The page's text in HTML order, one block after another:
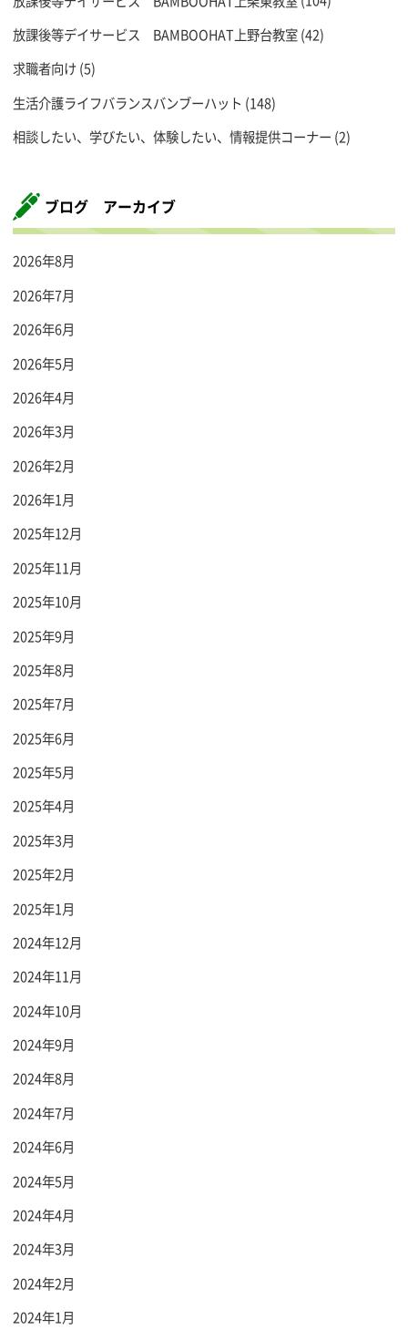
放課後等デイサービス BAMBOOHAT上野台教室(42)
求職者向け(5)
生活介護ライフバランスバンブーハット (148)
相談したい、学びたい、体験したい、情報提供コーナー (2)
ブログ アーカイブ
2026年8月
2026年7月
2026年6月
2026年5月
2026年4月
2026年3月
2026年2月
2026年1月
2025年12月
2025年11月
2025年10月
2025年9月
2025年8月
2025年7月
2025年6月
2025年5月
2025年4月
2025年3月
2025年2月
2025年1月
2024年12月
2024年11月
2024年10月
2024年9月
2024年8月
2024年7月
2024年6月
2024年5月
2024年4月
2024年3月
2024年2月
2024年1月